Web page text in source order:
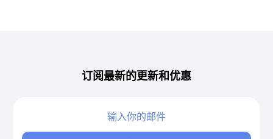
订阅最新的更新和优惠